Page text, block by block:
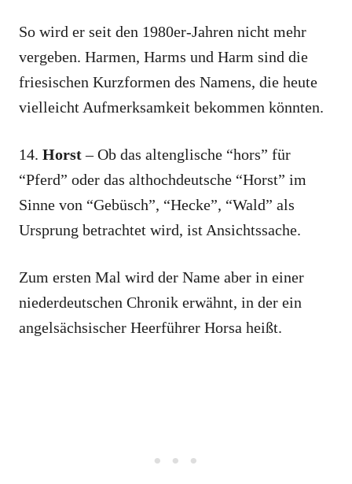
So wird er seit den 1980er-Jahren nicht mehr
vergeben. Harmen, Harms und Harm sind die
friesischen Kurzformen des Namens, die heute
vielleicht Aufmerksamkeit bekommen könnten.
14. Horst– Ob das altenglische “hors” für
“Pferd” oder das althochdeutsche “Horst” im
Sinne von “Gebüsch”, “Hecke”, “Wald” als
Ursprung betrachtet wird, ist Ansichtssache.
Zum ersten Mal wird der Name aber in einer
niederdeutschen Chronik erwähnt, in der ein
angelsächsischer Heerführer Horsa heißt.